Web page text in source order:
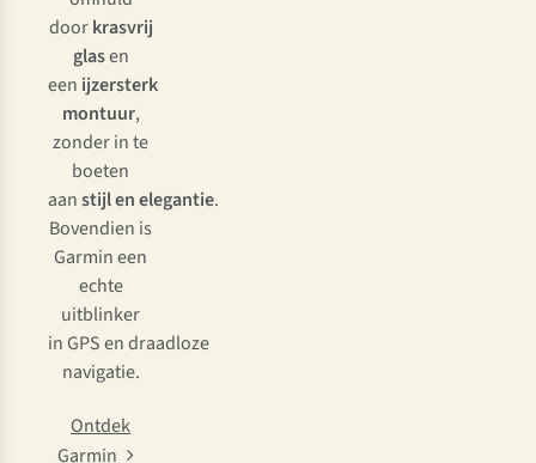
doorkrasvrij
glasen
een ijzersterk
montuur,
zonder in te
boeten
aanstijl en elegantie.
Bovendien is
Garmin een
echte
uitblinker
in GPS en draadloze
navigatie.
Ontdek
Garmin